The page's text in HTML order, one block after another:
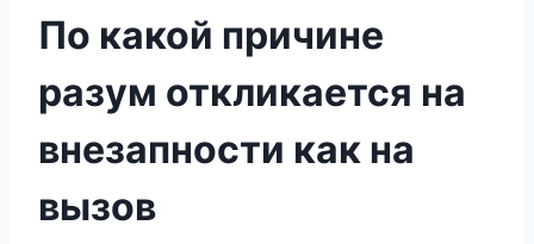
По какой причине
разум откликается на
внезапности как на
вызов